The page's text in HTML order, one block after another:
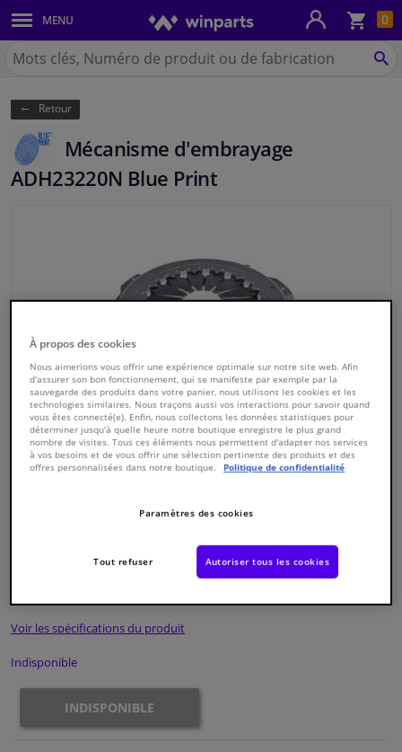
0
MENU
Carrosserie & tôles
Feux & ampoules
Freinage
Système d'échappement
Refroidissement & chauffage
Pièces moteur & accessoires
Filtres & liquides
Bagages & transport
Fenêtres & accessoires
Atelier & outils
Promotions et réductions
Chercher
Winparts.be
Retour
Mécanisme d'embrayage
ADH23220N Blue Print
5050063604313
Voir les spécifications du produit
Indisponible
INDISPONIBLE
À propos des cookies
Nous aimerions vous offrir une expérience optimale sur notre site web. Afin
d'assurer son bon fonctionnement, qui se manifeste par exemple par la
sauvegarde des produits dans votre panier, nous utilisons les cookies et les
technologies similaires. Nous traçons aussi vos interactions pour savoir quand
vous êtes connecté(e). Enfin, nous collectons les données statistiques pour
déterminer jusqu'à quelle heure notre boutique enregistre le plus grand
nombre de visites. Tous ces éléments nous permettent d'adapter nos services
à vos besoins et de vous offrir une sélection pertinente des produits et des
offres personnalisées dans notre boutique.
Politique de confidentialité
Paramètres des cookies
Tout refuser Autoriser tous les cookies